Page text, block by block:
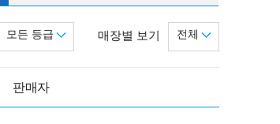
매장별 보기 전체
모든 등급
판매자